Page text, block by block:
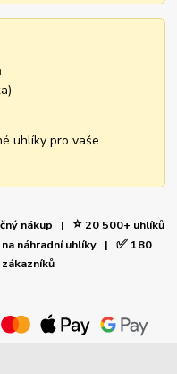
uhlíky pro vaše
nákup | ⭐20 500+ uhlíků
náhradní uhlíky | ✅180